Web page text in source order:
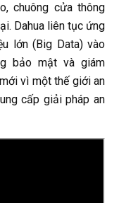
chuông cửa thông
Dahua liên tục ứng
lớn (Big Data) vào
bảo mật và giám
vì một thế giới an
cấp giải pháp an